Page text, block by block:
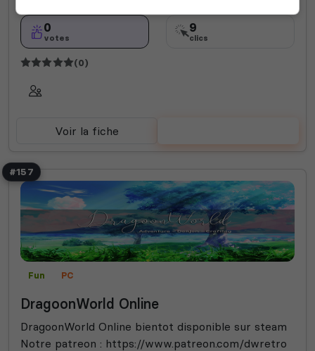
0
votes
9
clics
(0)
Voir la fiche
#157
Fun PC
DragoonWorld Online
DragoonWorld Online bientot disponible sur steam
Notre patreon : https://www.patreon.com/dwretro